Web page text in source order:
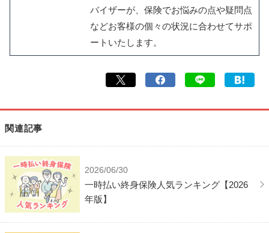
バイザーが、保険でお悩みの点や疑問点
などお客様の個々の状況に合わせてサポ
ートいたします。
関連記事
2026/06/30
一時払い終身保険人気ランキング【2026
年版】